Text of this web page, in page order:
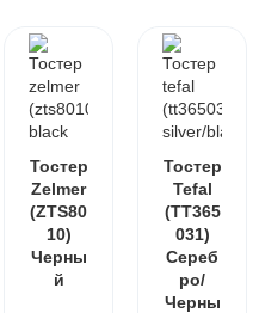
Тостер
Zelmer
(ZTS80
10)
Черны
й
Тостер
Tefal
(TT365
031)
Сереб
ро/
Черны